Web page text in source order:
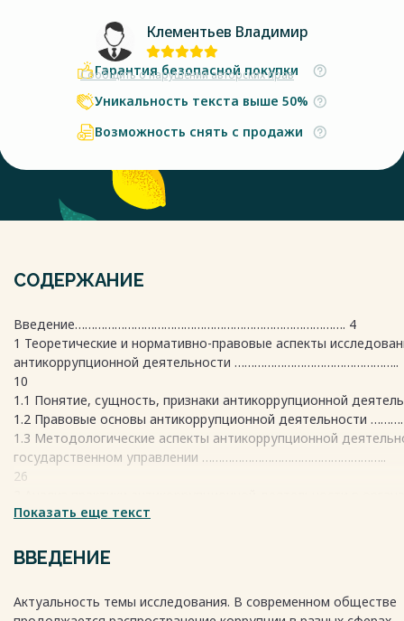
Клементьев Владимир
Сообщить о нарушении авторских прав
Гарантия безопасной покупки
Уникальность текста выше 50%
Возможность снять с продажи
СОДЕРЖАНИЕ
Введение………………………………………………………………………. 4
1 Теоретические и нормативно-правовые аспекты
антикоррупционной деятельности …………………………………………..
10
1.1 Понятие, сущность, признаки антикоррупционной
1.2 Правовые основы антикоррупционной деятельности
1.3 Методологические аспекты антикоррупционной
государственном управлении ………………………………………………..
26
государственной власти Ямало-Ненецкого автономного
2.1 Оценка стратегических приоритетов антикоррупционной
как инструмента повышения эффективности деятельности в
округа.............................................................................................................
Показать еще текст
ВВЕДЕНИЕ
Актуальность темы исследования. В современном обществе